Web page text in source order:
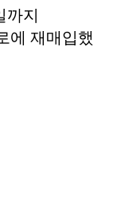
까지
에 재매입했